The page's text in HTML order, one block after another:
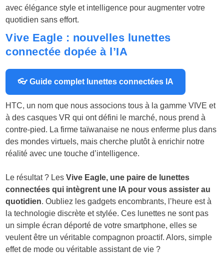
avec élégance style et intelligence pour augmenter votre
quotidien sans effort.
Vive Eagle : nouvelles lunettes
connectée dopée à l’IA
👓 Guide complet lunettes connectées IA
HTC, un nom que nous associons tous à la gamme VIVE et
à des casques VR qui ont défini le marché, nous prend à
contre-pied. La firme taïwanaise ne nous enferme plus dans
des mondes virtuels, mais cherche plutôt à enrichir notre
réalité avec une touche d’intelligence.
Le résultat ? LesVive Eagle, une paire de lunettes
connectées qui intègrent une IA pour vous assister au
quotidien. Oubliez les gadgets encombrants, l’heure est à
la technologie discrète et stylée. Ces lunettes ne sont pas
un simple écran déporté de votre smartphone, elles se
veulent être un véritable compagnon proactif. Alors, simple
effet de mode ou véritable assistant de vie ?